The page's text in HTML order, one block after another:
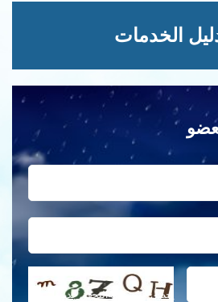
الخدمات
احصل على كلمة التحقق جديدة!